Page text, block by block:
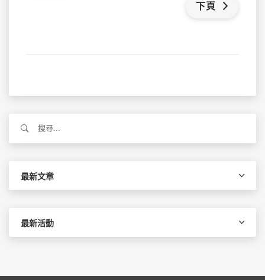
下頁
關
最新文章
最新活動